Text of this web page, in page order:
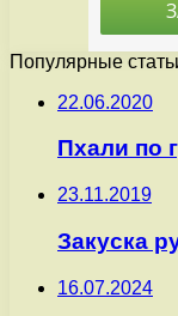
Популярные
22.06.2020
Пхали по
23.11.2019
Закуска
16.07.2024